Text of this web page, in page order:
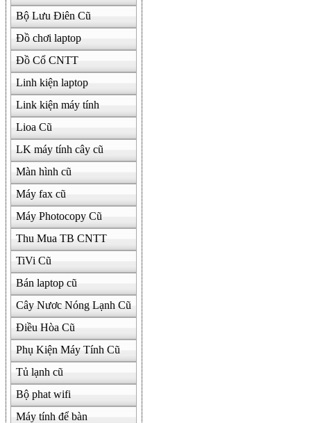
Bộ Lưu Điên Cũ
Đồ chơi laptop
Đồ Cổ CNTT
Linh kiện laptop
Link kiện máy tính
Lioa Cũ
LK máy tính cây cũ
Màn hình cũ
Máy fax cũ
Máy Photocopy Cũ
Thu Mua TB CNTT
TiVi Cũ
Bán laptop cũ
Cây Nươc Nóng Lạnh Cũ
Điều Hòa Cũ
Phụ Kiện Máy Tính Cũ
Tủ lạnh cũ
Bộ phat wifi
Máy tính để bàn